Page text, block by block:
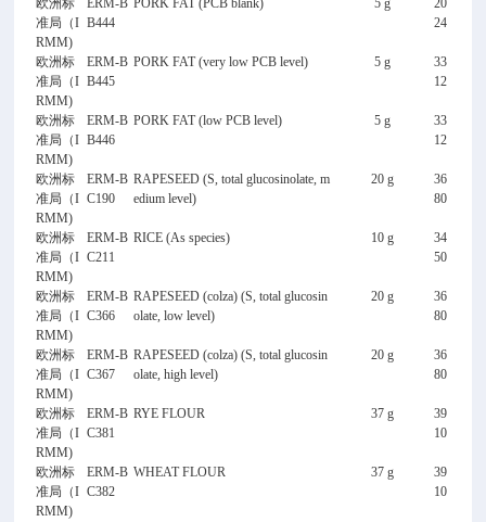
欧洲标
准局（I
RMM)
ERM-B
B444
PORK FAT (PCB blank) 5 g
20
24
欧洲标
准局（I
RMM)
ERM-B
B445
PORK FAT (very low PCB level) 5 g
33
12
欧洲标
准局（I
RMM)
ERM-B
B446
PORK FAT (low PCB level) 5 g
33
12
欧洲标
准局（I
RMM)
ERM-B
C190
RAPESEED (S, total glucosinolate, m
edium level)
20 g
36
80
欧洲标
准局（I
RMM)
ERM-B
C211
RICE (As species) 10 g
34
50
欧洲标
准局（I
RMM)
ERM-B
C366
RAPESEED (colza) (S, total glucosin
olate, low level)
20 g
36
80
欧洲标
准局（I
RMM)
ERM-B
C367
RAPESEED (colza) (S, total glucosin
olate, high level)
20 g
36
80
欧洲标
准局（I
RMM)
ERM-B
C381
RYE FLOUR 37 g
39
10
欧洲标
准局（I
RMM)
ERM-B
C382
WHEAT FLOUR 37 g
39
10